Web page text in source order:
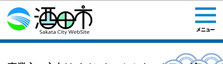
このページの本文へ移動